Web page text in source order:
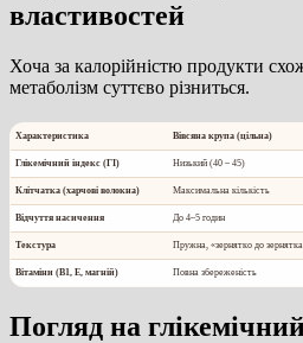
властивостей
Хоча за калорійністю продукти
метаболізм суттєво різниться.
Характеристика Вівсяна крупа (цільна)
Глікемічний індекс (ГІ) Низький (40 – 45)
Клітчатка (харчові волокна) Максимальна кількість
Відчуття насичення До 4–5 годин
Текстура Пружна, «зернятко до
Вітаміни (B1, E, магній) Повна збереженість
Погляд на